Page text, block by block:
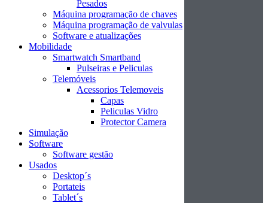
Pesados
Máquina programação de chaves
Máquina programação de valvulas
Software e atualizações
Mobilidade
Smartwatch Smartband
Pulseiras e Peliculas
Telemóveis
Acessorios Telemoveis
Capas
Peliculas Vidro
Protector Camera
Simulação
Software
Software gestão
Usados
Desktop´s
Portateis
Tablet´s